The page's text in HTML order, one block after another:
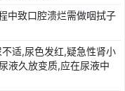
中致口腔溃烂需做咽拭子
适,尿色发红,疑急性肾小
液久放变质,应在尿液中